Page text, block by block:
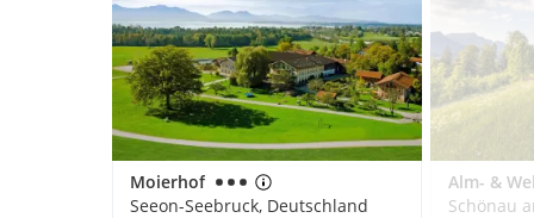
Moierhof
Seeon-Seebruck, Deutschland